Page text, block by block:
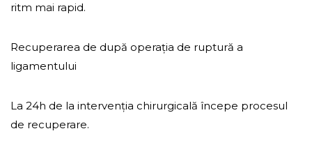
ritm mai rapid.
Recuperarea de după operația de ruptură a
ligamentului
La 24h de la intervenția chirurgicală începe procesul
de recuperare.